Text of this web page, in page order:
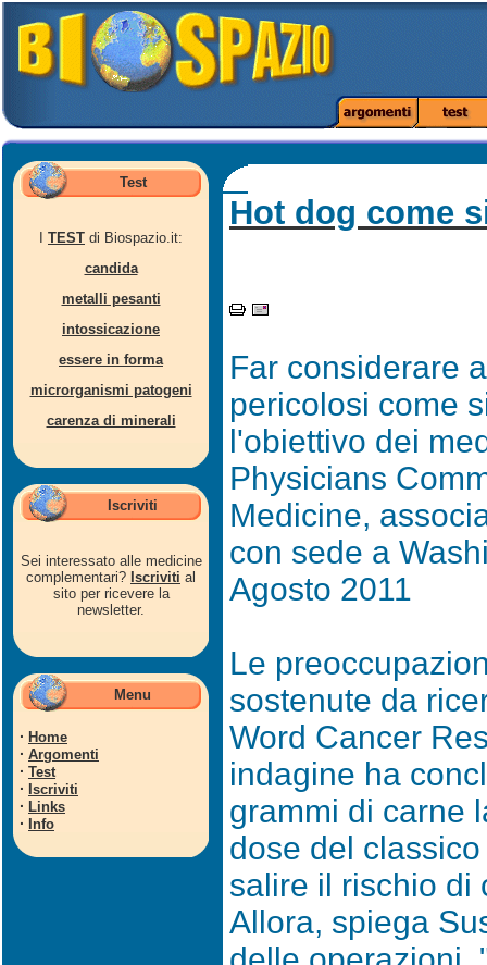
Test
TEST di Biospazio.it:
candida
metalli pesanti
intossicazione
essere in forma
microrganismi patogeni
carenza di minerali
Iscriviti
Sei interessato alle medicine
complementari? Iscriviti al
sito per ricevere la
newsletter.
Menu
· Home
· Argomenti
· Test
· Iscriviti
· Links
· Info
Hot dog come
Far considerare
pericolosi come
l'obiettivo dei
Physicians
Medicine,
con sede a
Agosto 2011
Le
sostenute da
Word Cancer
indagine ha
grammi di carne
dose del
salire il rischio di
Allora, spiega